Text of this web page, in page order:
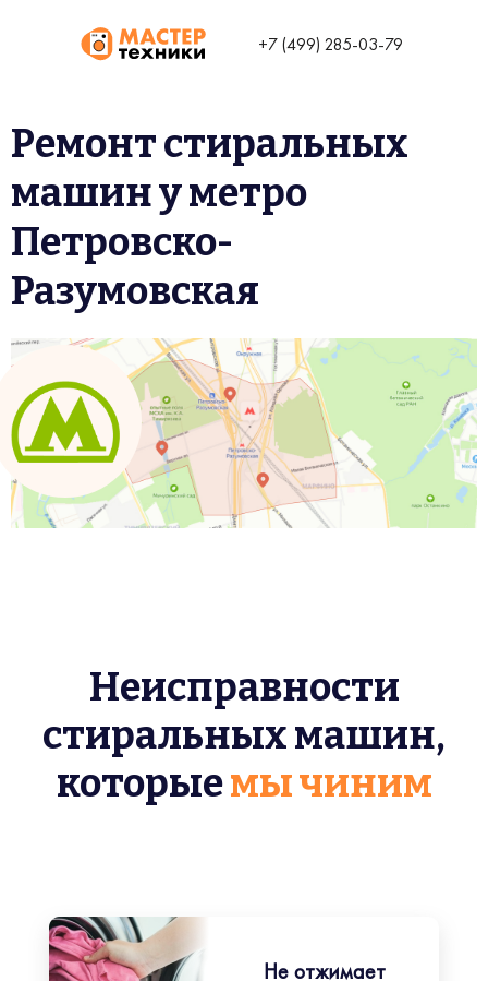
+7 (499) 285-03-79
Ремонт стиральных
машин у метро
Петровско-
Разумовская
Неисправности
стиральных машин,
которыемы чиним
Не отжимает